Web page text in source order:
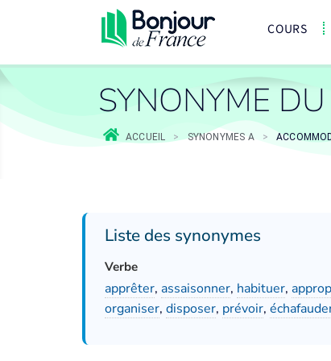
COURS
SYNONYME
ACCUEIL > SYNONYMES A >
Liste des synonymes
Verbe
apprêter, assaisonner, habituer,
organiser, disposer, prévoir,